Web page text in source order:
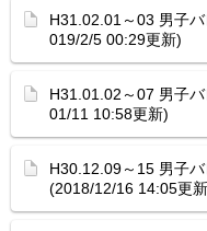
H31.02.01～03 男子
019/2/5 00:29更新)
H31.01.02～07 男子
01/11 10:58更新)
H30.12.09～15 男子
(2018/12/16 14:05更